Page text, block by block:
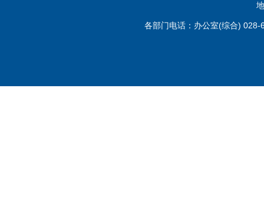
各部门电话：办公室(综合)